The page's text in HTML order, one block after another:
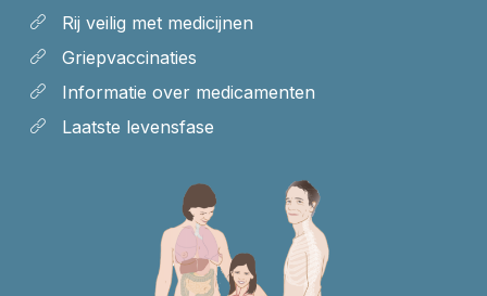
Rij veilig met medicijnen
Griepvaccinaties
Informatie over medicamenten
Laatste levensfase